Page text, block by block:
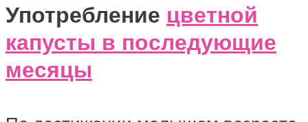
Употребление цветной
капусты в последующие
месяцы